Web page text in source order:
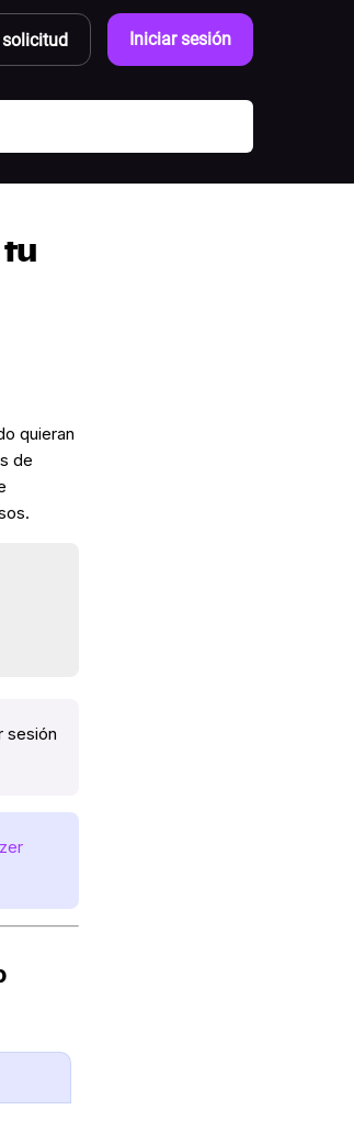
solicitud Iniciar sesión
quieran
de
sesión